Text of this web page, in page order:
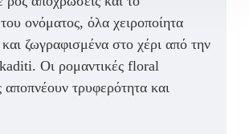
ονόματος, όλα χειροποίητα
ζωγραφισμένα στο χέρι από την
Οι ρομαντικές floral
αποπνέουν τρυφερότητα και